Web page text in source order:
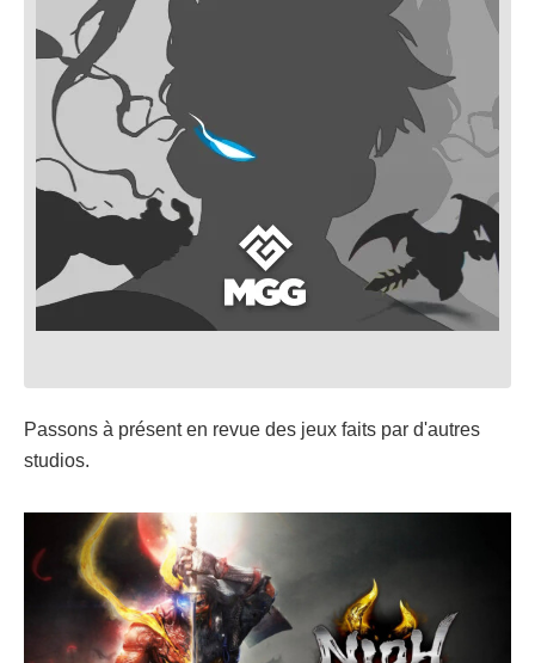
Passons à présent en revue des jeux faits par d'autres
studios.